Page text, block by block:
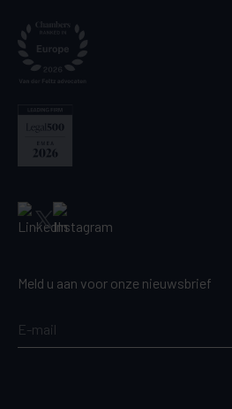
Meld u aan voor onze nieuwsbrief